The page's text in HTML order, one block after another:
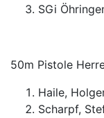
SGi
50m Pistole
Haile,
Scharpf,